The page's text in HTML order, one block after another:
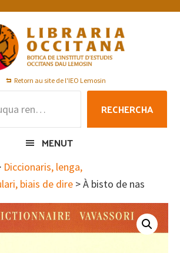
Retorn au site de l'IEO Lemosin
RECHERCHA
MENUT
Diccionaris, lenga,
biais de dire > À bisto de nas